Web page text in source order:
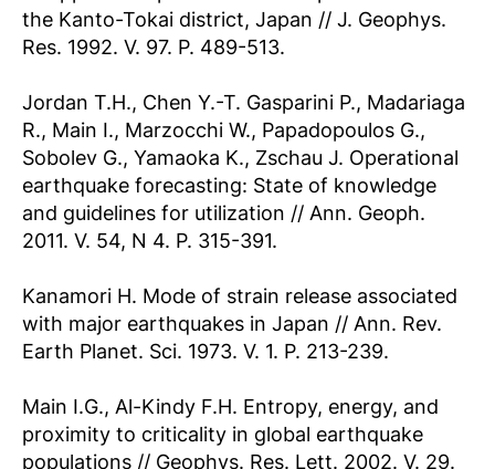
the Kanto-Tokai district, Japan // J. Geophys.
Res. 1992. V. 97. P. 489-513.
Jordan T.H., Chen Y.-T. Gasparini P., Madariaga
R., Main I., Marzocchi W., Papadopoulos G.,
Sobolev G., Yamaoka K., Zschau J. Operational
earthquake forecasting: State of knowledge
and guidelines for utilization // Ann. Geoph.
2011. V. 54, N 4. P. 315-391.
Kanamori H. Mode of strain release associated
with major earthquakes in Japan // Ann. Rev.
Earth Planet. Sci. 1973. V. 1. P. 213-239.
Main I.G., Al-Kindy F.H. Entropy, energy, and
proximity to criticality in global earthquake
populations // Geophys. Res. Lett. 2002. V. 29.